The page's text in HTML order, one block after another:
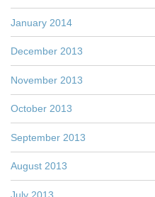
January 2014
December 2013
November 2013
October 2013
September 2013
August 2013